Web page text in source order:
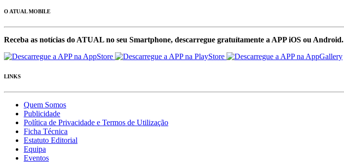
O ATUAL MOBILE
Receba as notícias do ATUAL no seu Smartphone, descarregue gratuítamente a APP iOS ou Android.
LINKS
Quem Somos
Publicidade
Política de Privacidade e Termos de Utilização
Ficha Técnica
Estatuto Editorial
Equipa
Eventos